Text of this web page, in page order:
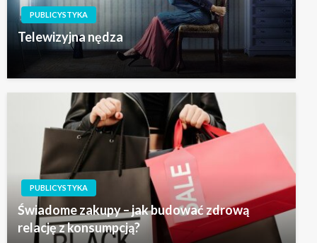
PUBLICYSTYKA
Telewizyjna nędza
PUBLICYSTYKA
Świadome zakupy – jak budować zdrową
relację z konsumpcją?